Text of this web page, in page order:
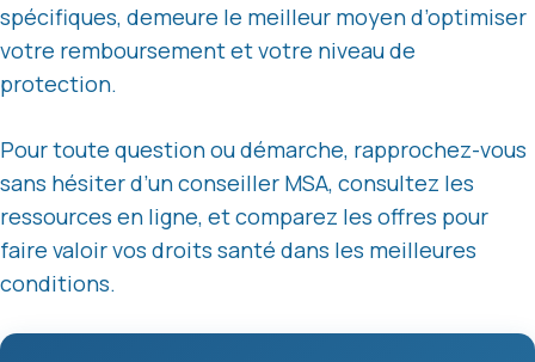
spécifiques, demeure le meilleur moyen d’optimiser
votre remboursement et votre niveau de
protection.
Pour toute question ou démarche, rapprochez-vous
sans hésiter d’un conseiller MSA, consultez les
ressources en ligne, et comparez les offres pour
faire valoir vos droits santé dans les meilleures
conditions.